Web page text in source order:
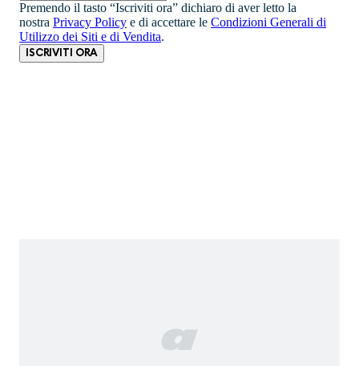
Premendo il tasto “Iscriviti ora” dichiaro di aver letto la
nostra Privacy Policy e di accettare le Condizioni Generali di
Utilizzo dei Siti e di Vendita.
ISCRIVITI ORA